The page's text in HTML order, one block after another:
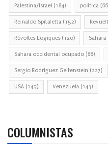
Palestina/Israel (184) política
Reinaldo Spitaletta (152)
Révoltes Logiques (120)
Sahara occidental ocupado (88)
Sergio Rodríguez Gelfenstein (227)
USA (145) Venezuela (143)
COLUMNISTAS